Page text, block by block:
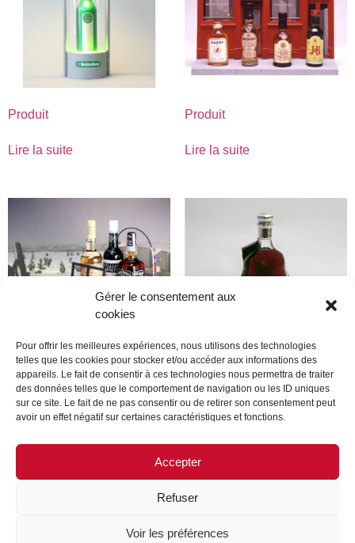
Gérer le consentement aux
cookies
Pour offrir les meilleures expériences, nous utilisons des technologies
telles que les cookies pour stocker et/ou accéder aux informations des
appareils. Le fait de consentir à ces technologies nous permettra de traiter
des données telles que le comportement de navigation ou les ID uniques
sur ce site. Le fait de ne pas consentir ou de retirer son consentement peut
avoir un effet négatif sur certaines caractéristiques et fonctions.
Accepter
Refuser
Voir les préférences
Produit
Lire la suite
Produit
Lire la suite
Produit
Lire la suite
Produit
Lire la suite